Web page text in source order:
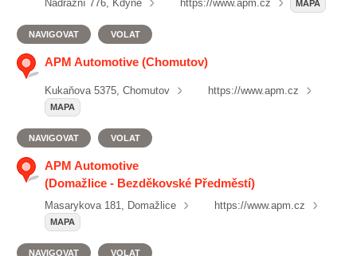
Nádražní 776, Kdyně https://www.apm.cz MAPA
NAVIGOVAT VOLAT
APM Automotive (Chomutov)
Kukaňova 5375, Chomutov https://www.apm.cz
MAPA
NAVIGOVAT VOLAT
APM Automotive
(Domažlice - Bezděkovské Předměstí)
Masarykova 181, Domažlice https://www.apm.cz
MAPA
NAVIGOVAT VOLAT